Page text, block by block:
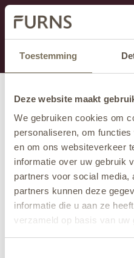
Toestemming
Deze website maakt
We gebruiken cookies om
personaliseren, om
en om ons websiteverkeer
informatie over uw gebruik
partners voor social media,
partners kunnen deze
informatie die u aan ze
verzameld op basis van uw
Dit onderdeel is
Als je informatie mist kun
168 of mailen